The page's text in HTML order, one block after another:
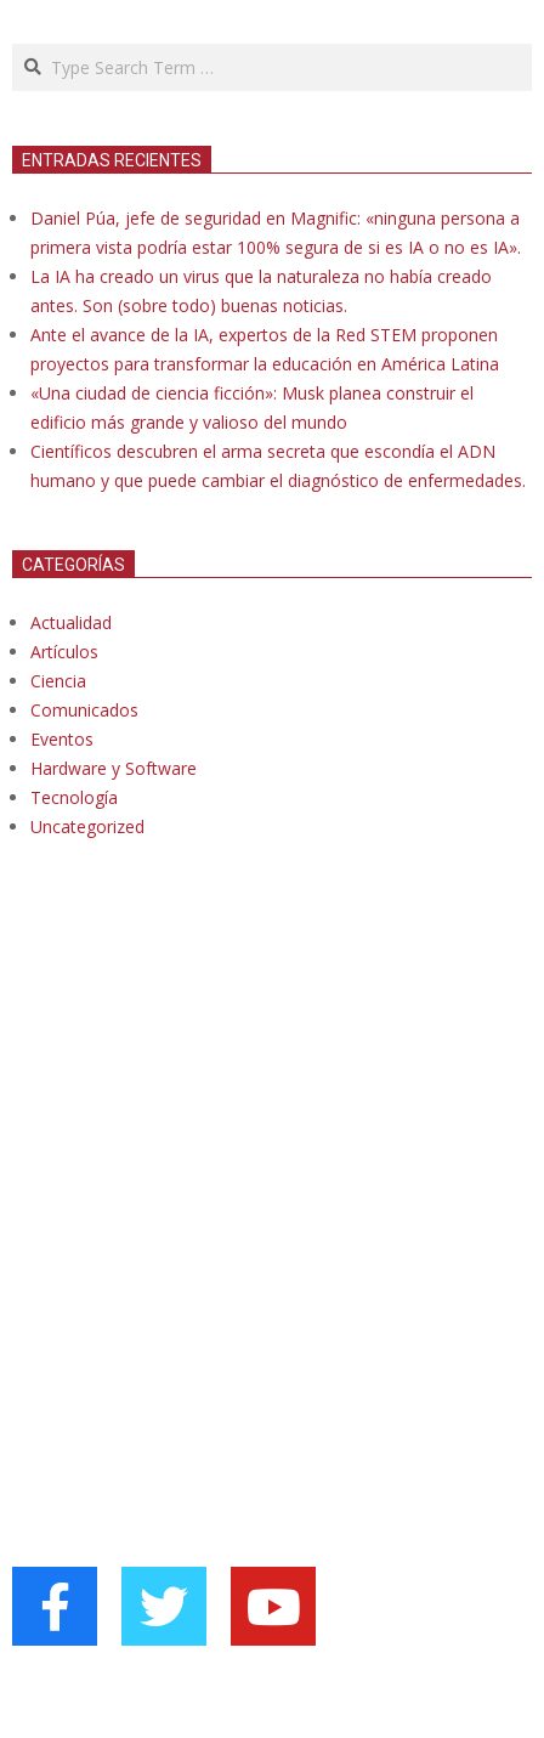
Search
ENTRADAS RECIENTES
Daniel Púa, jefe de seguridad en Magnific: «ninguna persona a
primera vista podría estar 100% segura de si es IA o no es IA».
La IA ha creado un virus que la naturaleza no había creado
antes. Son (sobre todo) buenas noticias.
Ante el avance de la IA, expertos de la Red STEM proponen
proyectos para transformar la educación en América Latina
«Una ciudad de ciencia ficción»: Musk planea construir el
edificio más grande y valioso del mundo
Científicos descubren el arma secreta que escondía el ADN
humano y que puede cambiar el diagnóstico de enfermedades.
CATEGORÍAS
Actualidad
Artículos
Ciencia
Comunicados
Eventos
Hardware y Software
Tecnología
Uncategorized